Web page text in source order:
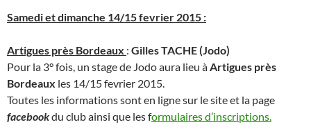
Samedi et dimanche 14/15 fevrier 2015 :
Artigues près Bordeaux : Gilles TACHE (Jodo)
Pour la 3° fois, un stage de Jodo aura lieu à Artigues près
Bordeaux les 14/15 fevrier 2015.
Toutes les informations sont en ligne sur le site et la page
facebookdu club ainsi que les formulaires d’inscriptions.